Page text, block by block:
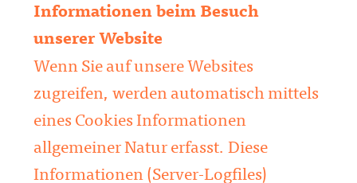
Informationen beim Besuch
unserer Website
Wenn Sie auf unsere Websites
zugreifen, werden automatisch mittels
eines Cookies Informationen
allgemeiner Natur erfasst. Diese
Informationen (Server-Logfiles)